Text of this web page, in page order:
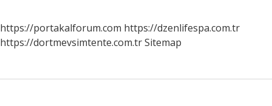
https://portakalforum.com https://dzenlifespa.com.tr
https://dortmevsimtente.com.trSitemap